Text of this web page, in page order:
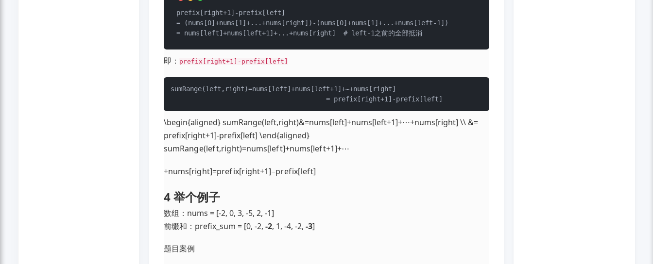
prefix[right+1]-prefix[left]
= (nums[0]+nums[1]+...+nums[right])-(nums[0]+nums[1]+...+nums[left-1])
即： prefix[right+1]-prefix[left]
sumRange(left,right)=nums[left]+nums[left+1]+⋯+nums[right]
\begin{aligned} sumRange(left,right)&=nums[left]+nums[left+1]+⋯+nums[right] \\ &=
prefix[right+1]-prefix[left] \end{aligned}
sumRange(left,right)=nums[left]+nums[left+1]+⋯
+nums[right]=prefix[right+1]−prefix[left]
4 举个例子
数组：nums = [-2, 0, 3, -5, 2, -1]
前缀和：prefix_sum = [0, -2, -2, 1, -4, -2, -3]
题目案例